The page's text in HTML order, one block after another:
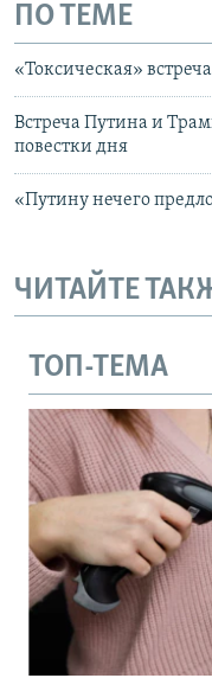
ПО ТЕМЕ
«Токсическая»
Встреча Путина и
повестки дня
«Путину нечего
ЧИТАЙТЕ
ТОП-ТЕМА